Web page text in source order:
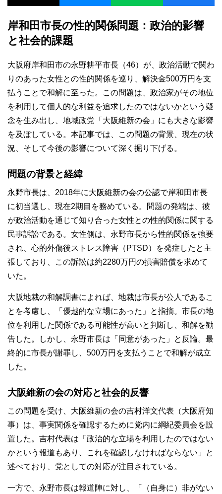
岸和田市長の性的関係問題：政治的影響
と社会的課題
大阪府岸和田市の永野耕平市長（46）が、政治活動で関わ
りのあった女性との性的関係を巡り、解決金500万円を支
払うことで和解に至った。この問題は、政治家がその地位
を利用して個人的な利益を追求したのではないかという疑
念を生み出し、地域政党「大阪維新の会」にも大きな影響
を及ぼしている。本記事では、この問題の背景、現在の状
況、そして今後の影響について深く掘り下げる。
問題の背景と経緯
永野市長は、2018年に大阪維新の会の公認で岸和田市長
に初当選し、現在2期目を務めている。問題の発端は、彼
が政治活動を通じて知り合った女性との性的関係に関する
民事訴訟である。女性側は、永野市長から性的関係を強要
され、心的外傷後ストレス障害（PTSD）を発症したと主
張しており、この訴訟は約2280万円の損害賠償を求めて
いた。
大阪地裁の和解調書によれば、地裁は市長が公人であるこ
とを考慮し、「優越的な立場にあった」と指摘。市長の地
位を利用した関係である可能性が高いと判断し、和解を勧
告した。しかし、永野市長は「同意があった」と反論。最
終的に市長が謝罪し、500万円を支払うことで和解が成立
した。
大阪維新の会の対応と社会的反響
この問題を受け、大阪維新の会の吉村洋文代表（大阪府知
事）は、事実関係を確認するために党内に綱紀委員会を設
置した。吉村代表は「政治的な立場を利用したのではない
かという報道もあり、これを確認しなければならない」と
述べており、党としての対応が注目されている。
一方で、永野市長は報道陣に対し、「（自身に）非がない